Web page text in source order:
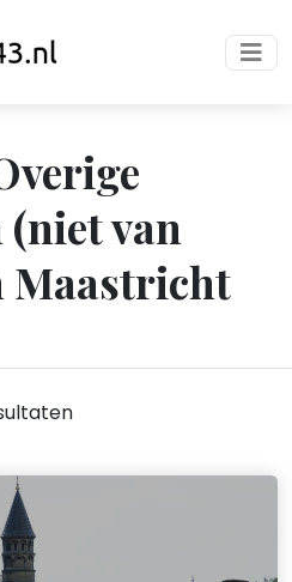
van
Maastricht